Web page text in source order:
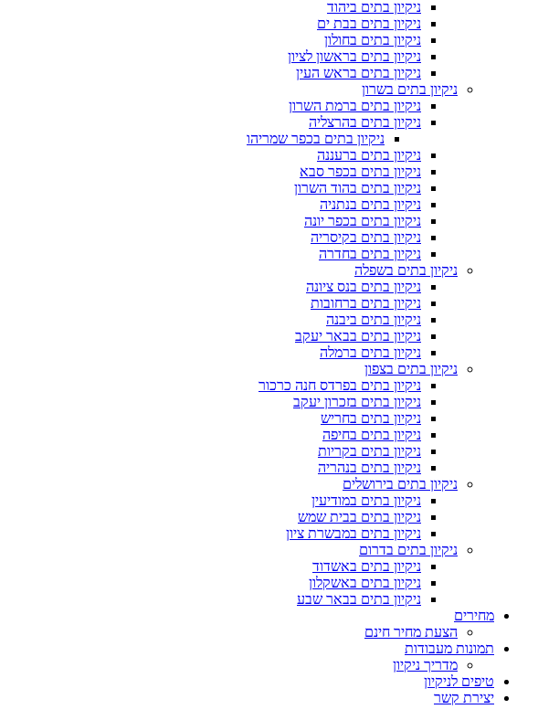
ניקיון בתים ביהוד
ניקיון בתים בבת ים
ניקיון בתים בחולון
ניקיון בתים בראשון לציון
ניקיון בתים בראש העין
ניקיון בתים בשרון
ניקיון בתים ברמת השרון
ניקיון בתים בהרצליה
ניקיון בתים בכפר שמריהו
ניקיון בתים ברעננה
ניקיון בתים בכפר סבא
ניקיון בתים בהוד השרון
ניקיון בתים בנתניה
ניקיון בתים בכפר יונה
ניקיון בתים בקיסריה
ניקיון בתים בחדרה
ניקיון בתים בשפלה
ניקיון בתים בנס ציונה
ניקיון בתים ברחובות
ניקיון בתים ביבנה
ניקיון בתים בבאר יעקב
ניקיון בתים ברמלה
ניקיון בתים בצפון
ניקיון בתים בפרדס חנה כרכור
ניקיון בתים בזכרון יעקב
ניקיון בתים בחריש
ניקיון בתים בחיפה
ניקיון בתים בקריות
ניקיון בתים בנהריה
ניקיון בתים בירושלים
ניקיון בתים במודיעין
ניקיון בתים בבית שמש
ניקיון בתים במבשרת ציון
ניקיון בתים בדרום
ניקיון בתים באשדוד
ניקיון בתים באשקלון
ניקיון בתים בבאר שבע
מחירים
הצעת מחיר חינם
תמונות מעבודות
מדריך ניקיון
טיפים לניקיון
יצירת קשר